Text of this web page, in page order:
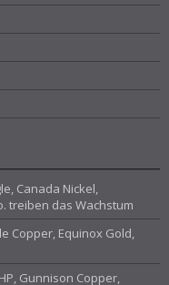
Canada Nickel,
treiben das Wachstum
Copper, Equinox Gold,
Gunnison Copper,